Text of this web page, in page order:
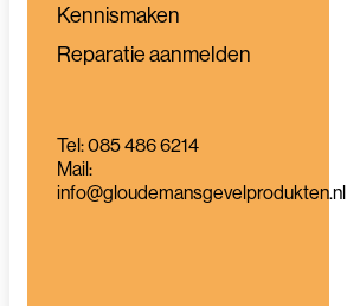
Kennismaken
Reparatie aanmelden
Tel: 085 486 6214
Mail:
info@gloudemansgevelprodukten.nl